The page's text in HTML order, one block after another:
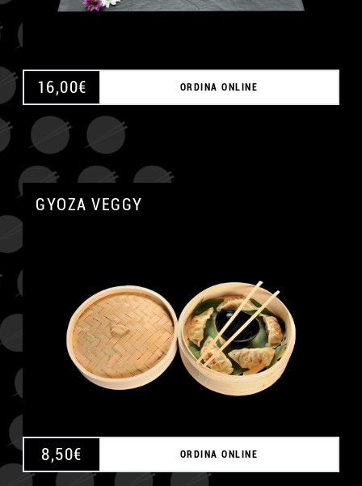
16,00€ ORDINA ONLINE
GYOZA VEGGY
8,50€ ORDINA ONLINE